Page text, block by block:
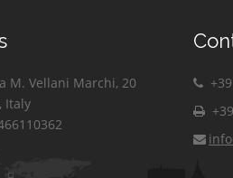
M. Vellani Marchi, 20